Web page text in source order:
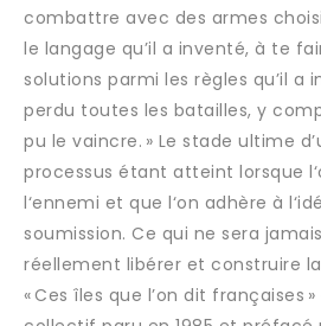
combattre avec des armes
le langage qu’il a inventé, à te
solutions parmi les règles qu’il a
perdu toutes les batailles, y
pu le vaincre. » Le stade ultime
processus étant atteint lorsque
l‘ennemi et que l‘on adhère à
soumission. Ce qui ne sera
réellement libérer et construire
« Ces îles que l’on dit françaises